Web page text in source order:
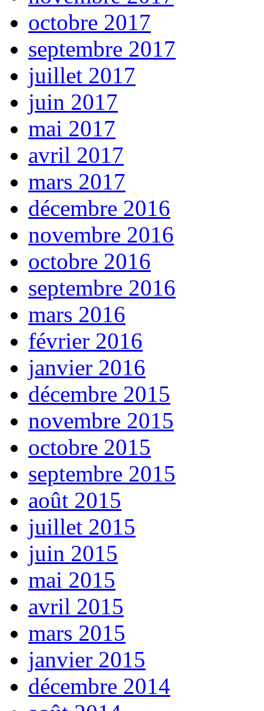
octobre 2017
septembre 2017
juillet 2017
juin 2017
mai 2017
avril 2017
mars 2017
décembre 2016
novembre 2016
octobre 2016
septembre 2016
mars 2016
février 2016
janvier 2016
décembre 2015
novembre 2015
octobre 2015
septembre 2015
août 2015
juillet 2015
juin 2015
mai 2015
avril 2015
mars 2015
janvier 2015
décembre 2014